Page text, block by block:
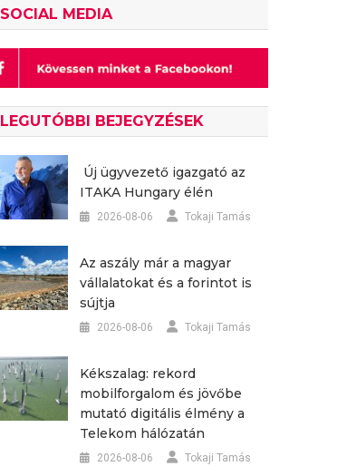
SOCIAL MEDIA
LEGUTÓBBI BEJEGYZÉSEK
Új ügyvezető igazgató az
ITAKA Hungary élén
2026-08-06 Tokaji Tamás
Az aszály már a magyar
vállalatokat és a forintot is
sújtja
2026-08-06 Tokaji Tamás
Kékszalag: rekord
mobilforgalom és jövőbe
mutató digitális élmény a
Telekom hálózatán
2026-08-06 Tokaji Tamás